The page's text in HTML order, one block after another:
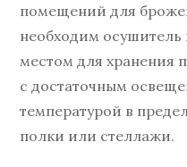
помещений для
необходим осушитель
местом для хранения
с достаточным
температурой в
полки или стеллажи.